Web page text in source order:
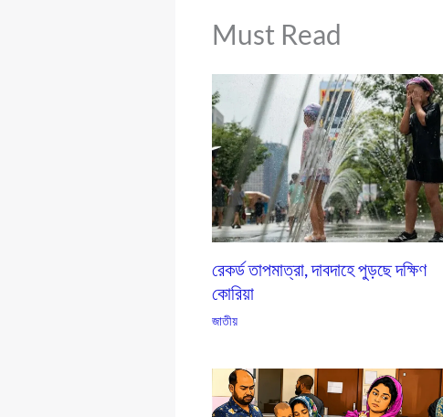
Must Read
রেকর্ড তাপমাত্রা, দাবদাহে পুড়ছে দক্ষিণ
কোরিয়া
জাতীয়